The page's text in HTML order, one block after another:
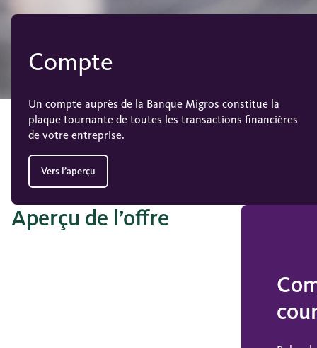
Compte
Un compte auprès de la Banque Migros constitue la
plaque tournante de toutes les transactions financières
de votre entreprise.
Vers l’aperçu
Aperçu de l’offre